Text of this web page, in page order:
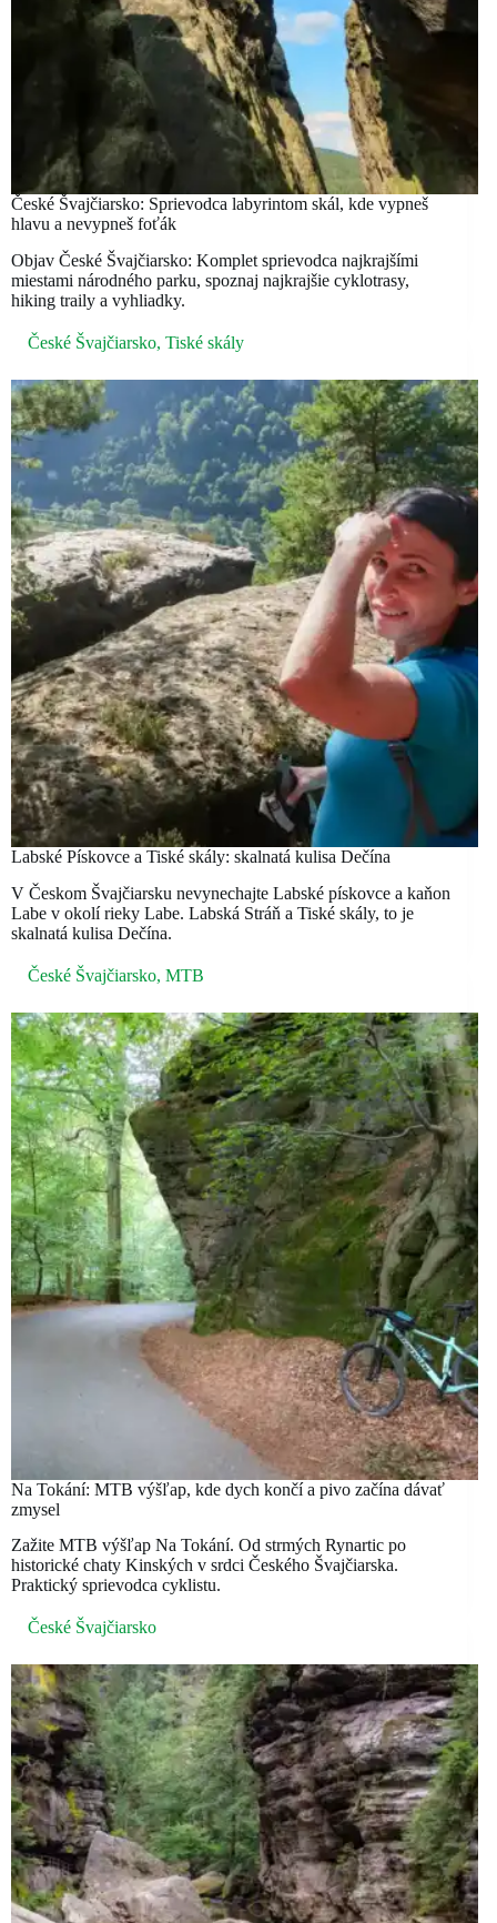
České Švajčiarsko: Sprievodca labyrintom skál, kde vypneš
hlavu a nevypneš foťák
Objav České Švajčiarsko: Komplet sprievodca najkrajšími
miestami národného parku, spoznaj najkrajšie cyklotrasy,
hiking traily a vyhliadky.
České Švajčiarsko, Tiské skály
Labské Pískovce a Tiské skály: skalnatá kulisa Dečína
V Českom Švajčiarsku nevynechajte Labské pískovce a kaňon
Labe v okolí rieky Labe. Labská Stráň a Tiské skály, to je
skalnatá kulisa Dečína.
České Švajčiarsko, MTB
Na Tokání: MTB výšľap, kde dych končí a pivo začína dávať
zmysel
Zažite MTB výšľap Na Tokání. Od strmých Rynartic po
historické chaty Kinských v srdci Českého Švajčiarska.
Praktický sprievodca cyklistu.
České Švajčiarsko